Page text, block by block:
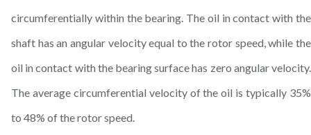
circumferentially within the bearing. The oil in contact with the
shaft has an angular velocity equal to the rotor speed, while the
oil in contact with the bearing surface has zero angular velocity.
The average circumferential velocity of the oil is typically 35%
to 48% of the rotor speed.